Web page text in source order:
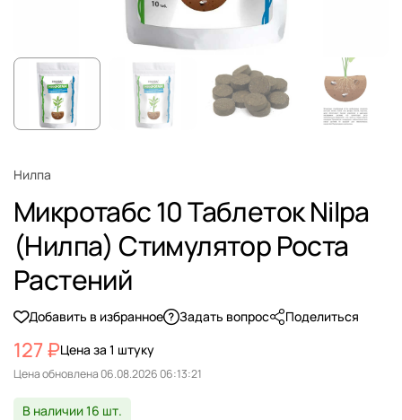
Нилпа
Микротабс 10 Таблеток Nilpa
(Нилпа) Стимулятор Роста
Растений
Добавить в избранное Задать вопрос Поделиться
127 ₽Цена за 1 штуку
Цена обновлена
В наличии 16 шт.